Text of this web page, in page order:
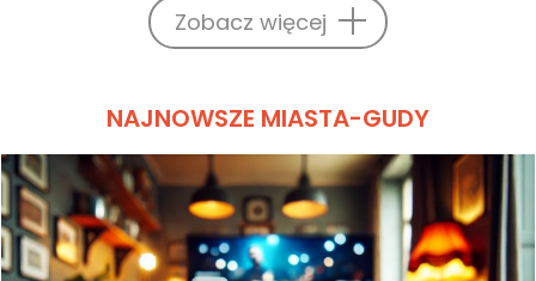
Zobacz więcej
NAJNOWSZE MIASTA-GUDY